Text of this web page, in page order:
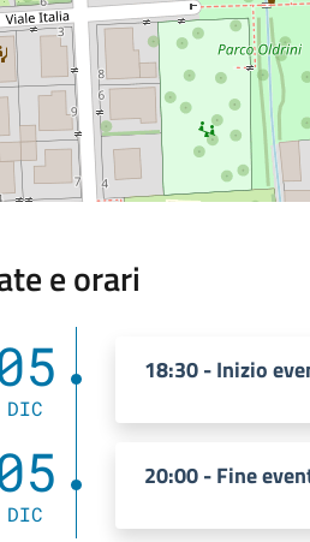
e orari
DIC
18:30 - Inizio
DIC
20:00 - Fine